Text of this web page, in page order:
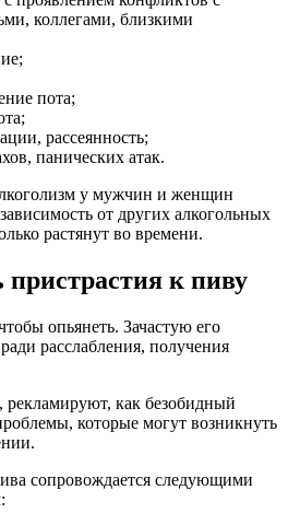
коллегами, близкими
пота;
рассеянность;
панических атак.
у мужчин и женщин
от других алкогольных
растянут во времени.
пристрастия к пиву
опьянеть. Зачастую его
расслабления, получения
рекламируют, как безобидный
которые могут возникнуть
сопровождается следующими